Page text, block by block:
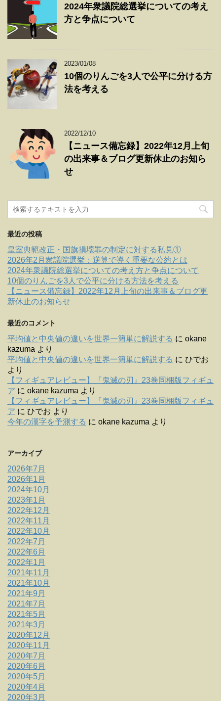
2024年衆議院総選挙についての考え
方と争点について
2023/01/08
10個のりんごを3人で公平に分ける方
法を考える
2022/12/10
【ニュース備忘録】2022年12月上旬
の出来事＆ブログ更新休止のお知ら
せ
最近の投稿
皇室典範改正・国旗損壊罪の制定に対する私見①
2026年2月衆議院選挙：逆算で導く重要な公約とは
2024年衆議院総選挙についての考え方と争点について
10個のりんごを3人で公平に分ける方法を考える
【ニュース備忘録】2022年12月上旬の出来事＆ブログ更
新休止のお知らせ
最近のコメント
平均値と中央値の違いを世界一簡単に解説する に okane
kazuma より
平均値と中央値の違いを世界一簡単に解説する に ひでお
より
【フィギュアレビュー】『鬼滅の刃』23巻同梱版フィギュ
ア に okane kazuma より
【フィギュアレビュー】『鬼滅の刃』23巻同梱版フィギュ
ア に ひでお より
今年の漢字を予測する に okane kazuma より
アーカイブ
2026年7月
2026年1月
2024年10月
2023年1月
2022年12月
2022年11月
2022年10月
2022年7月
2022年6月
2022年1月
2021年11月
2021年10月
2021年9月
2021年7月
2021年5月
2021年3月
2020年12月
2020年11月
2020年7月
2020年6月
2020年5月
2020年4月
2020年3月